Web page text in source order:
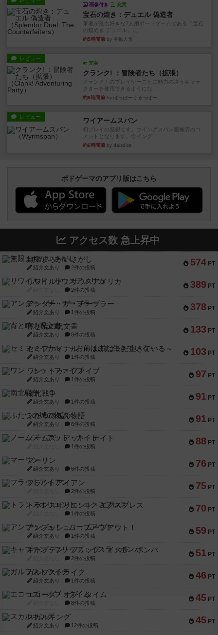
画像付き 充実
宝石の煌き：デュエル 偽造者
筆者が最も好きな2人用ボードゲームである『宝石
の煌めき デュエル』に、...
約5時間前 by 手動人形
レビュー
充実
クランク! ：冒険者たち（拡張）
クランク！のプレイヤーごとに能力の違うキャラ
クターを使用できるようにな...
約6時間前 by ぽっぽーくるっぽー
レビュー ワイアームスパン
初プレイの感想です。ウイングスパン履修済のコ
メントとなります。ウイング...
約6時間前 by daisdice
ボドゲーマのアプリ版はこちら
アクセス数 急上昇中
574 PT
無限まちがいさがし
紹介文あり 2件の投稿
389 PT
リワイルド：サウスアメリカ
2件の投稿
378 PT
アンダー・ザ・テーブラー
紹介文あり 1件の投稿
133 PT
宵と暁の呪文書
紹介文あり 8件の投稿
103 PT
セミファイナル ～お前はまだ生きている～
紹介文あり 1件の投稿
97 PT
ワン・トゥ・ファイブ
紹介文あり 1件の投稿
91 PT
南北戦争
紹介文あり 1件の投稿
91 PT
ふたつの城の物語
紹介文あり 6件の投稿
88 PT
ノームズ・アット・ナイト
1件の投稿
76 PT
マーリン
紹介文あり 6件の投稿
75 PT
フラットアイアン
2件の投稿
70 PT
トランスオリエント・エクスプレス
1件の投稿
59 PT
アンブッシュ！：ムーブアウト！
紹介文あり 1件の投稿
51 PT
キャプテン・フリップ：イスラ・ボンバ
2件の投稿
46 PT
ガルフストライク
紹介文あり 1件の投稿
45 PT
エコーズ・オブ・タイム
8件の投稿
45 PT
スカルキング
紹介文あり 12件の投稿